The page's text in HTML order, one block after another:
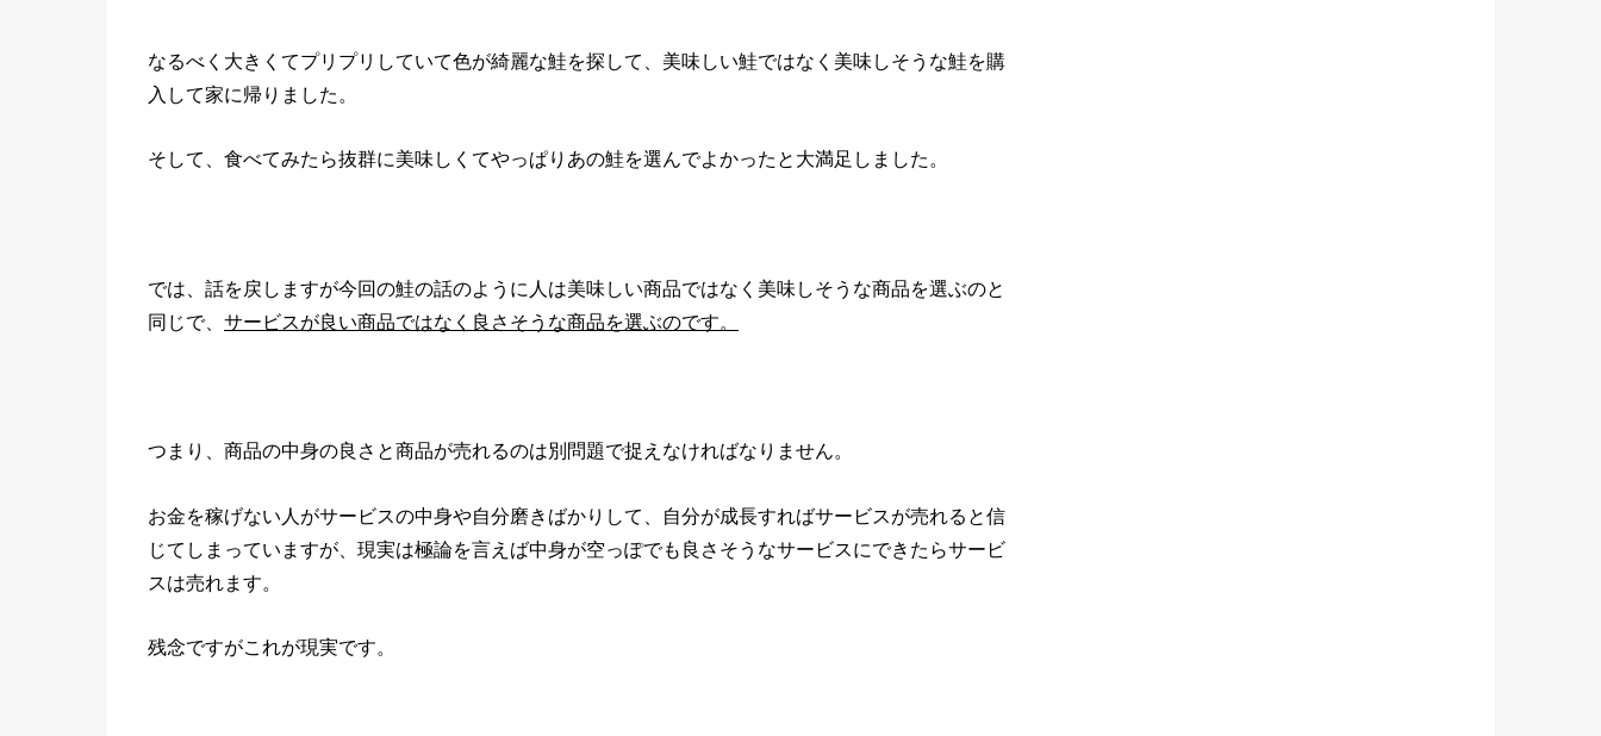
なるべく大きくてプリプリしていて色が綺麗な鮭を探して、美味しい鮭ではなく美味しそうな鮭を購
入して家に帰りました。
そして、食べてみたら抜群に美味しくてやっぱりあの鮭を選んでよかったと大満足しました。
では、話を戻しますが今回の鮭の話のように人は美味しい商品ではなく美味しそうな商品を選ぶのと
同じで、 サービスが良い商品ではなく良さそうな商品を選ぶのです。
つまり、商品の中身の良さと商品が売れるのは別問題で捉えなければなりません。
お金を稼げない人がサービスの中身や自分磨きばかりして、自分が成長すればサービスが売れると信
じてしまっていますが、現実は極論を言えば中身が空っぽでも良さそうなサービスにできたらサービ
スは売れます。
残念ですがこれが現実です。